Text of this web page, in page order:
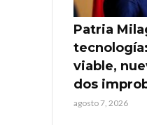
Patria
viable,
dos
agosto 7, 2026